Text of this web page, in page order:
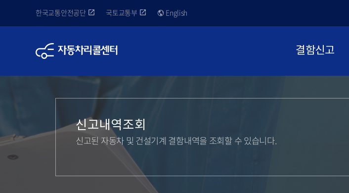
한국교통안전공단 국토교통부 English
결함신고
신고내역조회
신고된 자동차 및 건설기계 결함내역을 조회할 수 있습니다.